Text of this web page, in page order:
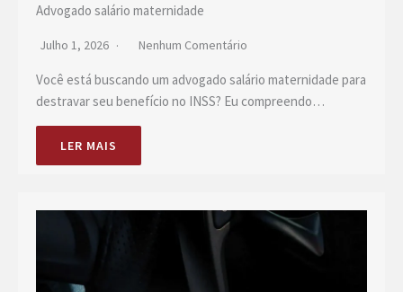
Advogado salário maternidade
Julho 1, 2026 Nenhum Comentário
Você está buscando um advogado salário maternidade para
destravar seu benefício no INSS? Eu compreendo…
LER MAIS